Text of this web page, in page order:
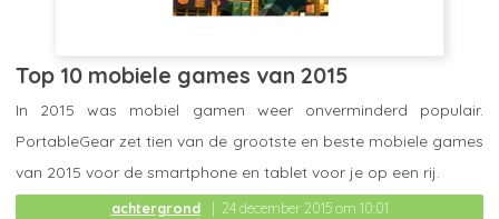
Top 10 mobiele games van 2015
achtergrond 24 december 2015 om 10:01
In 2015 was mobiel gamen weer onverminderd populair.
PortableGear zet tien van de grootste en beste mobiele games
van 2015 voor de smartphone en tablet voor je op een rij.